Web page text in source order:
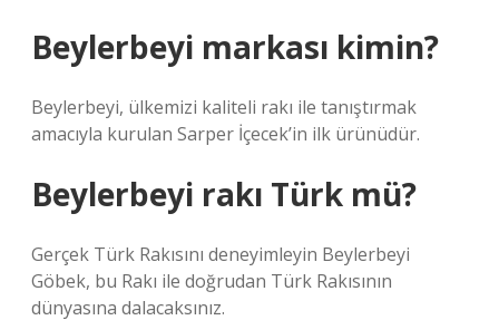
Beylerbeyi markası kimin?
Beylerbeyi, ülkemizi kaliteli rakı ile tanıştırmak
amacıyla kurulan Sarper İçecek’in ilk ürünüdür.
Beylerbeyi rakı Türk mü?
Gerçek Türk Rakısını deneyimleyin Beylerbeyi
Göbek, bu Rakı ile doğrudan Türk Rakısının
dünyasına dalacaksınız.